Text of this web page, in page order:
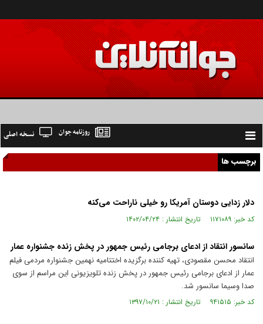
Toggle
navigation
نسخه اصلی روزنامه جوان
برچسب ها
دلار زدایی دوستان آمریکا رو خیلی ناراحت می‌کنه
کد خبر: ۱۱۷۱۰۸۹ تاریخ انتشار : ۱۴۰۲/۰۴/۲۴
سانسور انتقاد از ادعای برجامی رئیس جمهور در پخش زنده جشنواره عمار
انتقاد محسن مقصودی، تهیه کننده برگزیده اختتامیه نهمین جشنواره مردمی فیلم
عمار از ادعای برجامی رئیس جمهور در پخش زنده تلویزیونی این مراسم از سوی
صدا وسیما سانسور شد.
کد خبر: ۹۴۱۵۱۵ تاریخ انتشار : ۱۳۹۷/۱۰/۲۱